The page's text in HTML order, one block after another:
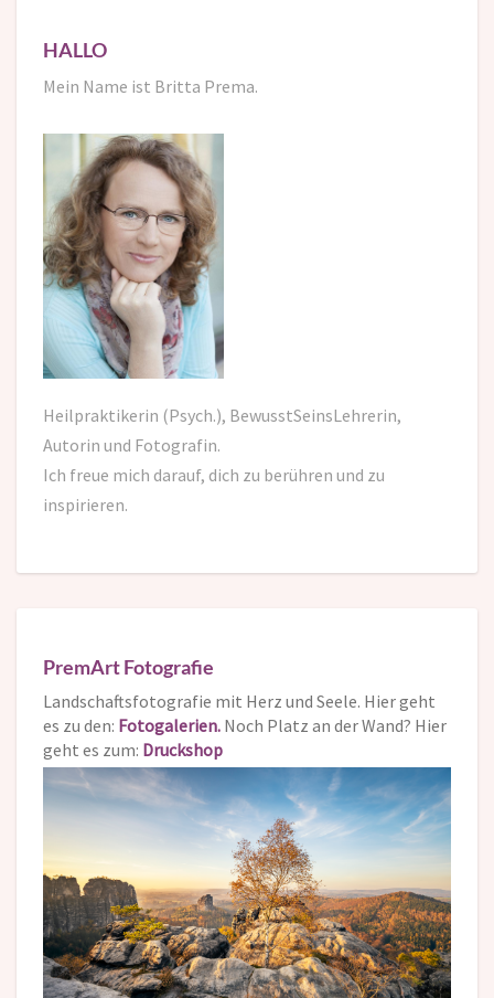
HALLO
Mein Name ist Britta Prema.
Heilpraktikerin (Psych.), BewusstSeinsLehrerin,
Autorin und Fotografin.
Ich freue mich darauf, dich zu berühren und zu
inspirieren.
PremArt Fotografie
Landschaftsfotografie mit Herz und Seele. Hier geht
es zu den: Fotogalerien. Noch Platz an der Wand? Hier
geht es zum: Druckshop